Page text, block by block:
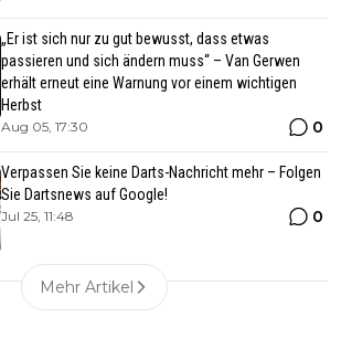
„Er ist sich nur zu gut bewusst, dass etwas
passieren und sich ändern muss“ – Van Gerwen
erhält erneut eine Warnung vor einem wichtigen
Herbst
Aug 05, 17:30 0
Verpassen Sie keine Darts-Nachricht mehr – Folgen
Sie Dartsnews auf Google!
Jul 25, 11:48 0
Mehr Artikel